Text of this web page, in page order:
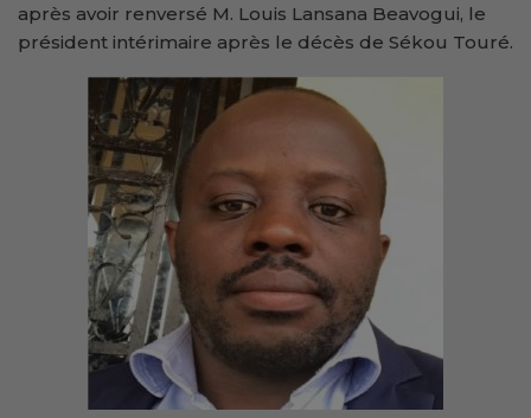
après avoir renversé M. Louis Lansana Beavogui, le
président intérimaire après le décès de Sékou Touré.